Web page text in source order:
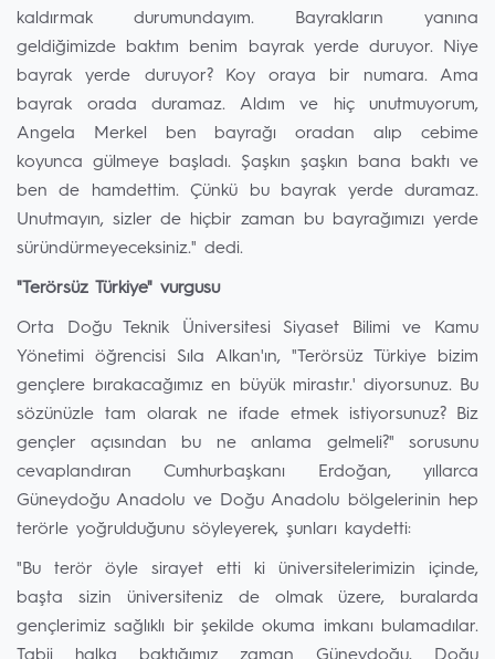
kaldırmak durumundayım. Bayrakların yanına
geldiğimizde baktım benim bayrak yerde duruyor. Niye
bayrak yerde duruyor? Koy oraya bir numara. Ama
bayrak orada duramaz. Aldım ve hiç unutmuyorum,
Angela Merkel ben bayrağı oradan alıp cebime
koyunca gülmeye başladı. Şaşkın şaşkın bana baktı ve
ben de hamdettim. Çünkü bu bayrak yerde duramaz.
Unutmayın, sizler de hiçbir zaman bu bayrağımızı yerde
süründürmeyeceksiniz." dedi.
⁠"Terörsüz Türkiye" vurgusu
Orta Doğu Teknik Üniversitesi Siyaset Bilimi ve Kamu
Yönetimi öğrencisi Sıla Alkan'ın, "Terörsüz Türkiye bizim
gençlere bırakacağımız en büyük mirastır.' diyorsunuz. Bu
sözünüzle tam olarak ne ifade etmek istiyorsunuz? Biz
gençler açısından bu ne anlama gelmeli?" sorusunu
cevaplandıran Cumhurbaşkanı Erdoğan, yıllarca
Güneydoğu Anadolu ve Doğu Anadolu bölgelerinin hep
terörle yoğrulduğunu söyleyerek, şunları kaydetti:
"Bu terör öyle sirayet etti ki üniversitelerimizin içinde,
başta sizin üniversiteniz de olmak üzere, buralarda
gençlerimiz sağlıklı bir şekilde okuma imkanı bulamadılar.